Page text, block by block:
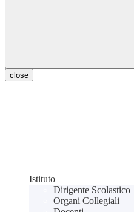
close
Istituto
Dirigente Scolastico
Organi Collegiali